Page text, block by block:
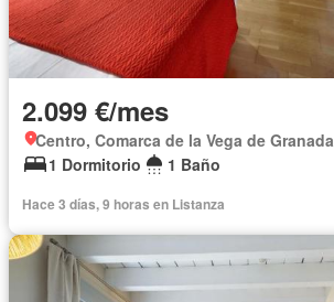
2.099 €/mes
Centro, Comarca de la Vega de Granada
1 Dormitorio
1 Baño
Hace 3 días, 9 horas en Listanza